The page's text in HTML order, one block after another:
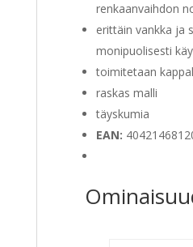
renkaanvaihdon
erittäin vankka ja
monipuolisesti
toimitetaan
raskas malli
täyskumia
EAN: